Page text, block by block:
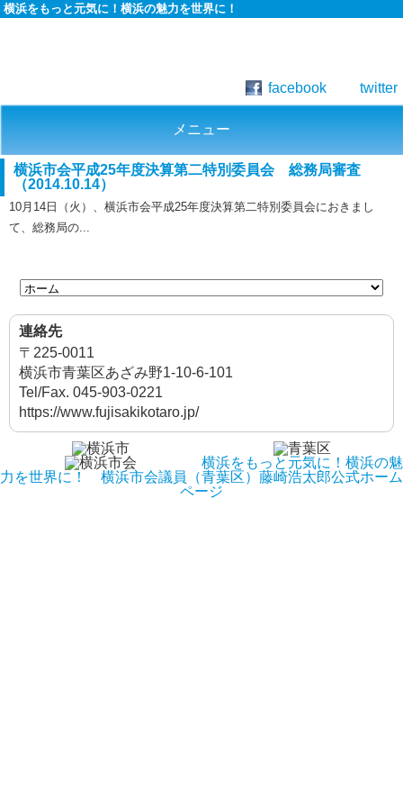
横浜をもっと元気に！横浜の魅力を世界に！
facebook twitter
メニュー
横浜市会平成25年度決算第二特別委員会 総務局審査
（2014.10.14）
10月14日（火）、横浜市会平成25年度決算第二特別委員会におきまし
て、総務局の...
連絡先
〒225-0011
横浜市青葉区あざみ野1-10-6-101
Tel/Fax. 045-903-0221
https://www.fujisakikotaro.jp/
横浜をもっと元気に！横浜の魅
力を世界に！ 横浜市会議員（青葉区）藤崎浩太郎公式ホーム
ページ